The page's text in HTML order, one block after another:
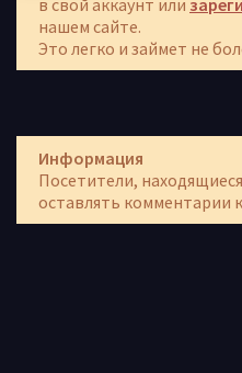
в свой аккаунт или
нашем сайте.
Это легко и займет не
Информация
Посетители,
оставлять комментарии